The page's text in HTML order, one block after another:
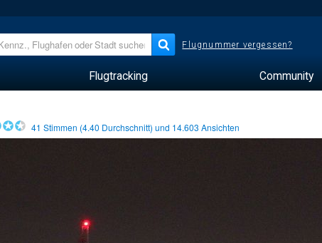
Flugnummer vergessen?
Flugtracking Community
41 Stimmen (4.40 Durchschnitt) und 14.603 Ansichten